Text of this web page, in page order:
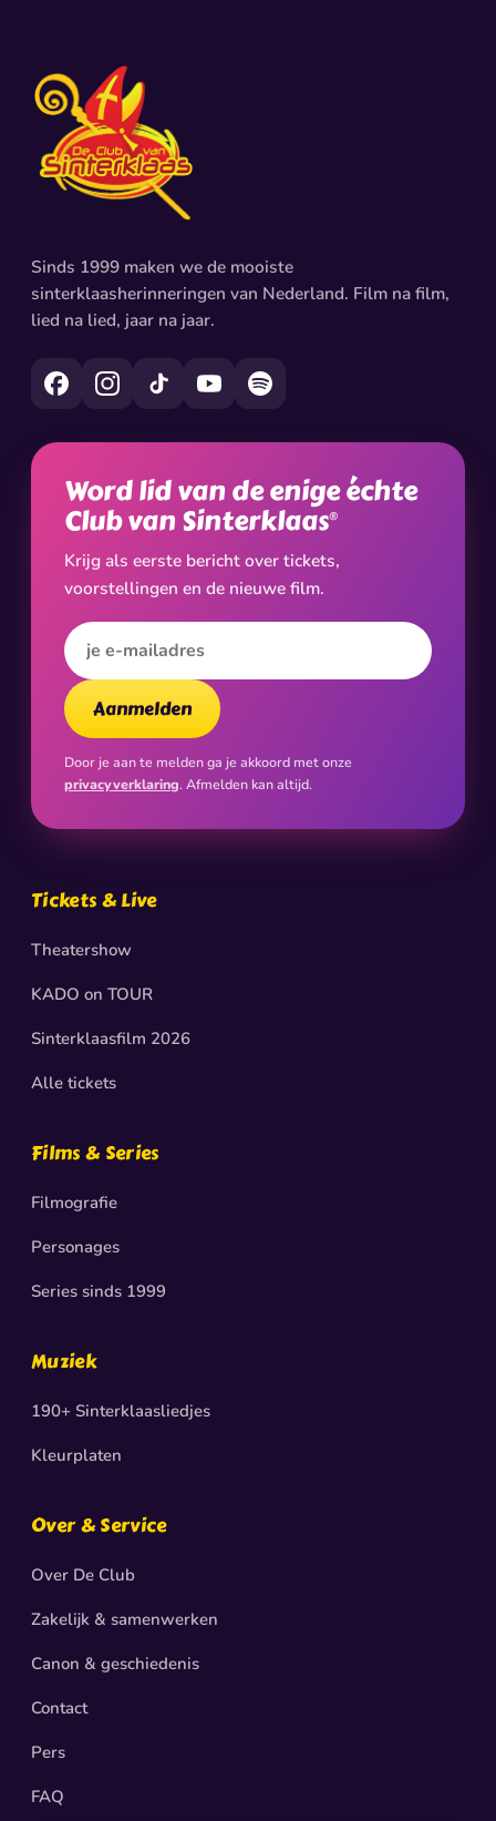
Sinds 1999 maken we de mooiste
sinterklaasherinneringen van Nederland. Film na film,
lied na lied, jaar na jaar.
Word lid van de enige échte
Club van Sinterklaas®
Krijg als eerste bericht over tickets,
voorstellingen en de nieuwe film.
E-mailadres
Aanmelden
Door je aan te melden ga je akkoord met onze
privacyverklaring. Afmelden kan altijd.
Tickets & Live
Theatershow
KADO on TOUR
Sinterklaasfilm 2026
Alle tickets
Films & Series
Filmografie
Personages
Series sinds 1999
Muziek
190+ Sinterklaasliedjes
Kleurplaten
Over & Service
Over De Club
Zakelijk & samenwerken
Canon & geschiedenis
Contact
Pers
FAQ